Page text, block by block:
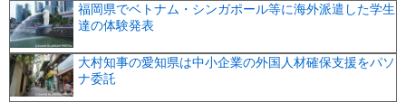
福岡県でベトナム・シンガポール等に海外派遣した学生
達の体験発表
大村知事の愛知県は中小企業の外国人材確保支援をパソ
ナ委託